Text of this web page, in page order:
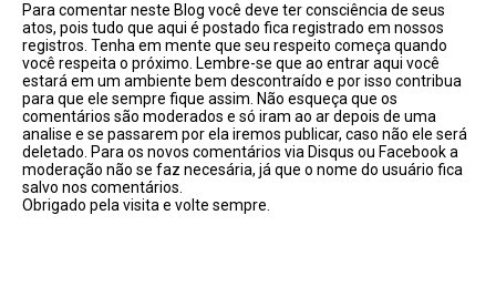
Para comentar neste Blog você deve ter consciência de seus
atos, pois tudo que aqui é postado fica registrado em nossos
registros. Tenha em mente que seu respeito começa quando
você respeita o próximo. Lembre-se que ao entrar aqui você
estará em um ambiente bem descontraído e por isso contribua
para que ele sempre fique assim. Não esqueça que os
comentários são moderados e só iram ao ar depois de uma
analise e se passarem por ela iremos publicar, caso não ele será
deletado. Para os novos comentários via Disqus ou Facebook a
moderação não se faz necesária, já que o nome do usuário fica
salvo nos comentários.
Obrigado pela visita e volte sempre.